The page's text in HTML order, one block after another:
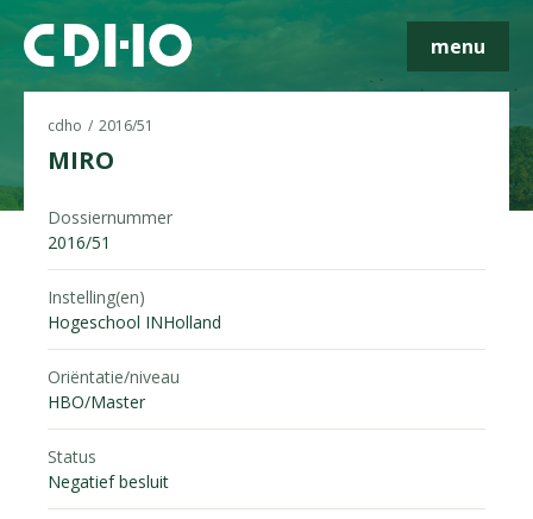
menu
cdho 2016/51
MIRO
Dossiernummer
2016/51
Instelling(en)
Hogeschool INHolland
Oriëntatie/niveau
HBO/Master
Status
Negatief besluit